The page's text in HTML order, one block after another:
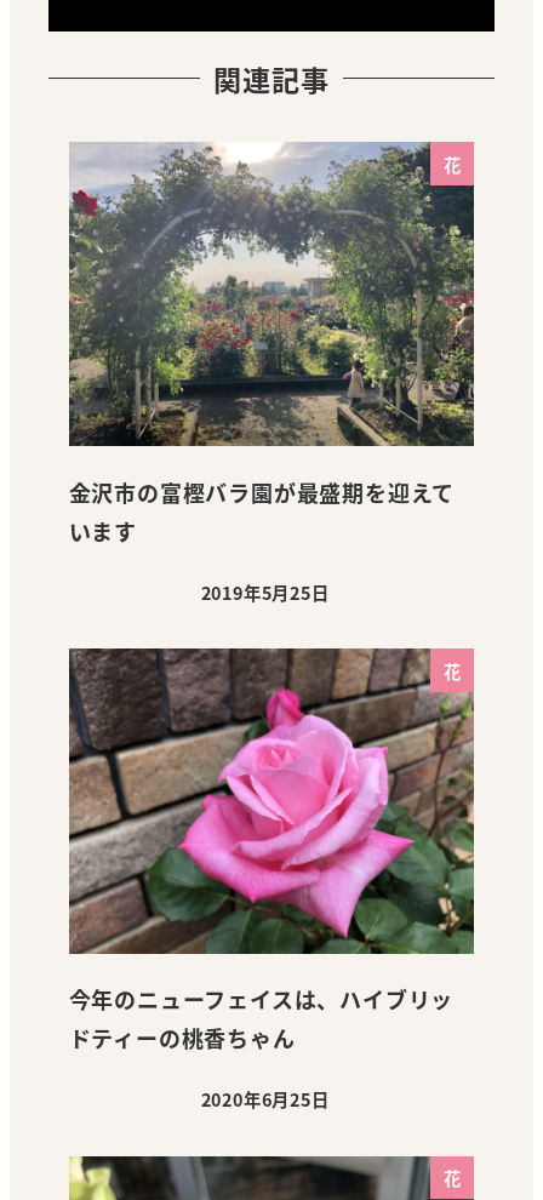
関連記事
花
金沢市の富樫バラ園が最盛期を迎えて
います
投稿日
2019年5月25日
花
今年のニューフェイスは、ハイブリッ
ドティーの桃香ちゃん
投稿日
2020年6月25日
花